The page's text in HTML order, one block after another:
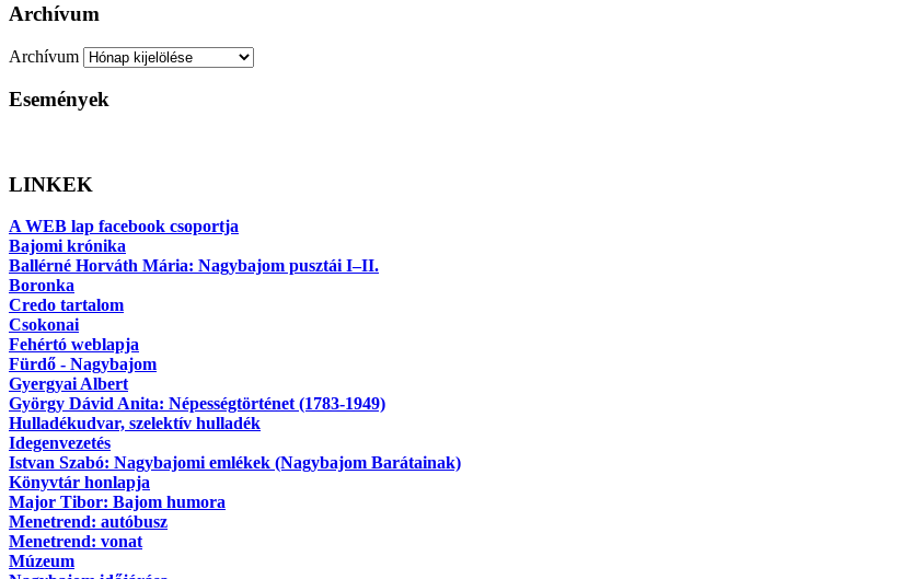
Archívum
Archívum
Események
LINKEK
A WEB lap facebook csoportja
Bajomi krónika
Ballérné Horváth Mária: Nagybajom pusztái I–II.
Boronka
Credo tartalom
Csokonai
Fehértó weblapja
Fürdő - Nagybajom
Gyergyai Albert
György Dávid Anita: Népességtörténet (1783-1949)
Hulladékudvar, szelektív hulladék
Idegenvezetés
Istvan Szabó: Nagybajomi emlékek (Nagybajom Barátainak)
Könyvtár honlapja
Major Tibor: Bajom humora
Menetrend: autóbusz
Menetrend: vonat
Múzeum